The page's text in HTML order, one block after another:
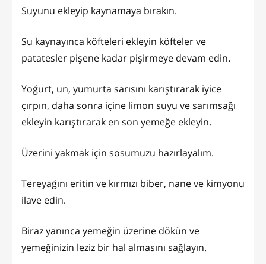
Suyunu ekleyip kaynamaya bırakın.
Su kaynayınca köfteleri ekleyin köfteler ve
patatesler pişene kadar pişirmeye devam edin.
Yoğurt, un, yumurta sarısını karıştırarak iyice
çırpın, daha sonra içine limon suyu ve sarımsağı
ekleyin karıştırarak en son yemeğe ekleyin.
Üzerini yakmak için sosumuzu hazırlayalım.
Tereyağını eritin ve kırmızı biber, nane ve kimyonu
ilave edin.
Biraz yanınca yemeğin üzerine dökün ve
yemeğinizin leziz bir hal almasını sağlayın.